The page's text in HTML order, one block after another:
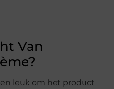
Van
leuk om het product